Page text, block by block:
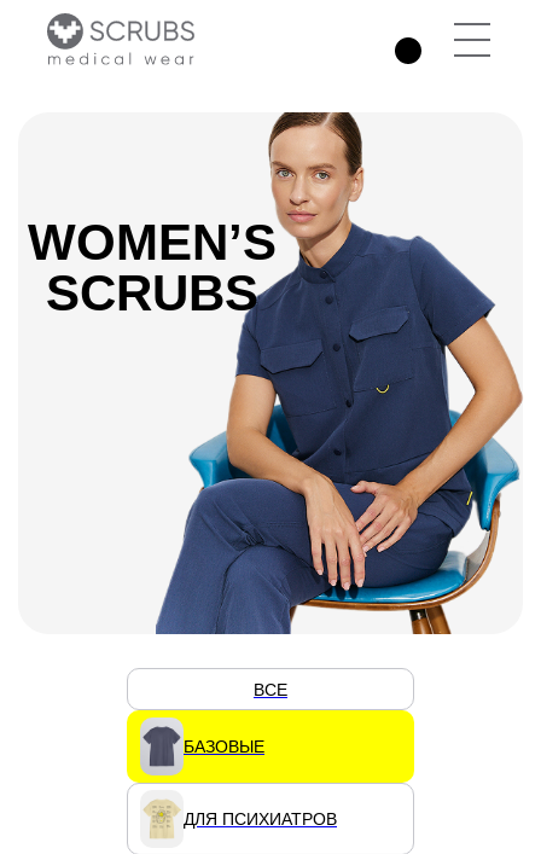
ВСЕ
БАЗОВЫЕ
ДЛЯ ПСИХИАТРОВ